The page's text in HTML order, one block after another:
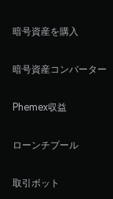
暗号資産を購入
暗号資産コンバーター
Phemex収益
ローンチプール
取引ボット